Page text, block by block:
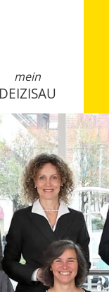
mein
DEIZISAU